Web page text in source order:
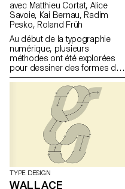
avec Matthieu Cortat, Alice
Savoie, Kai Bernau, Radim
Pesko, Roland Früh
Au début de la typographie
numérique, plusieurs
méthodes ont été explorées
pour dessiner des formes de
lettres. L’une d'entre elles, la
courbe de Bézier, un
algorithme qui génère des
courbes avec une petite
quantité de données, présente
l’avantage crucial d’économiser
la mémoire de l’ordinateur et
les ressources de traitement.
C’est aujourd’hui le standard de
l'industrie. Ce projet vise à
remettre en question ce
standard et à le réévaluer en
TYPE DESIGN
WALLACE